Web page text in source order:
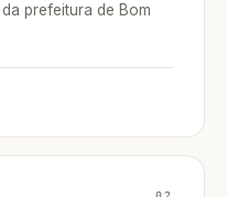
prefeitura de Bom